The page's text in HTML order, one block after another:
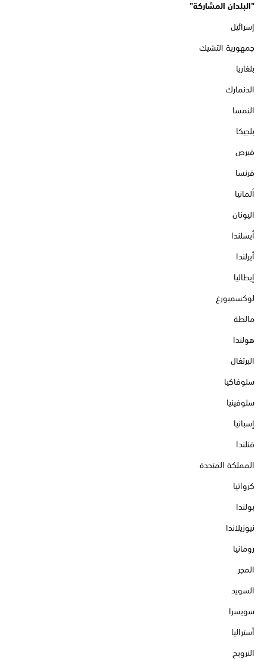
"البلدان المشاركة"
إسرائيل
جمهورية التشيك
بلغاريا
الدنمارك
النمسا
بلجيكا
قبرص
فرنسا
ألمانيا
اليونان
أيسلندا
أيرلندا
إيطاليا
لوكسمبورغ
مالطة
هولندا
البرتغال
سلوفاكيا
سلوفينيا
إسبانيا
فنلندا
المملكة المتحدة
كرواتيا
بولندا
نيوزيلاندا
رومانيا
المجر
السويد
سويسرا
أستراليا
النرويج